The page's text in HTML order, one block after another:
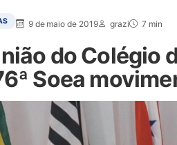
9 de maio de 2019 grazi 7 min
do Colégio
Soea